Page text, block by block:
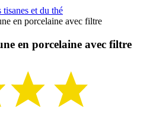
tisanes et du thé
en porcelaine avec filtre
en porcelaine avec filtre